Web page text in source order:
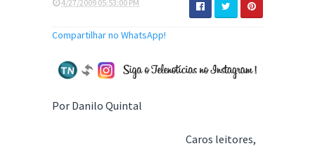
4/27/2009 05:53:00 PM
Compartilhar no WhatsApp!
Por Danilo Quintal
Caros leitores,